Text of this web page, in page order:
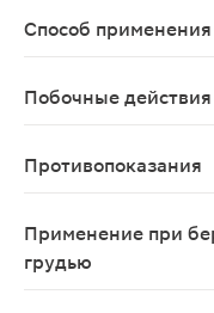
Способ применения
Побочные действия
Противопоказания
Применение при
грудью